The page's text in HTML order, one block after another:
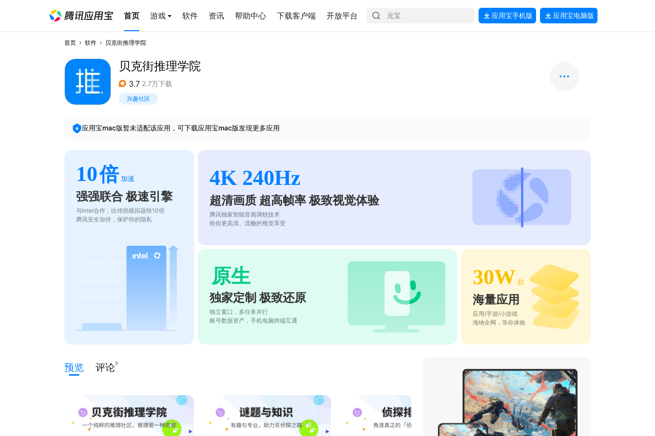
首页 游戏 软件 资讯 帮助中心 下载客户端 开放平台 应用宝手机版 应用宝电脑版
首页 软件 贝克街推理学院
贝克街推理学院
3.7 2.7万下载
兴趣社区
应用宝mac版暂未适配该应用，可下载应用宝mac版发现更多应用
10倍 加速
强强联合 极速引擎
与intel合作，比传统模拟器快10倍
腾讯安全加持，保护你的隐私
4K 240Hz
超清画质 超高帧率 极致视觉体验
腾讯独家智能音画调校技术
给你更高清、流畅的视觉享受
原生
独家定制 极致还原
独立窗口，多任务并行
账号数据资产，手机电脑跨端互通
30W 款
海量应用
应用/手游/小游戏
海纳全网，等你体验
预览 评论9